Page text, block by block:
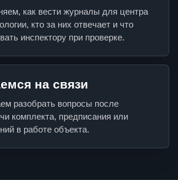
как вести журналы для центра
кто за них отвечает и что
инспектору при проверке.
на связи
разобрать вопросы после
комплекта, предписания или
в работе объекта.